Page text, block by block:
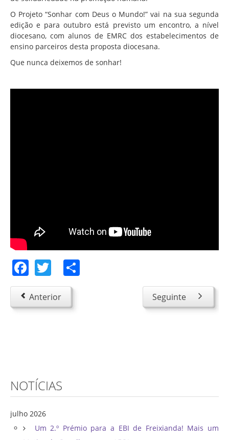
O Projeto “Sonhar com Deus o Mundo!” vai na sua segunda
edição e para outubro está previsto um encontro, a nível
diocesano, com alunos de EMRC dos estabelecimentos de
ensino parceiros desta proposta diocesana.
Que nunca deixemos de sonhar!
Facebook
Twitter
Anterior Seguinte
NOTÍCIAS
julho 2026
Um 2.º Prémio para a EBI de Freixianda! Mais um